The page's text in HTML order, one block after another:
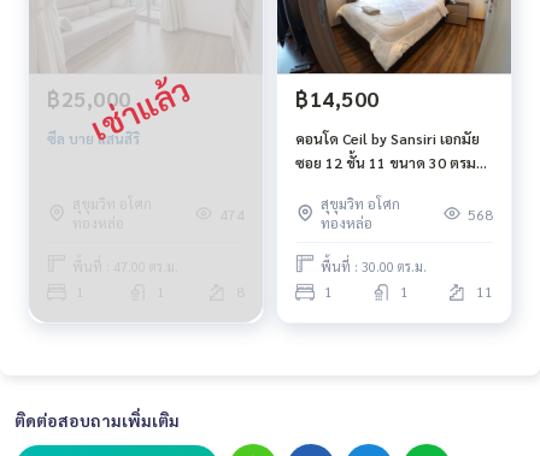
฿25,000
ซีล บาย แสนสิริ
สุขุมวิท อโศก
ทองหล่อ
474
พื้นที่ : 47.00 ตร.ม.
8
฿14,500
คอนโด Ceil by Sansiri เอกมัย
ซอย 12 ชั้น 11 ขนาด 30 ตรม
สุขุมวิท อโศก
ทองหล่อ
568
พื้นที่ : 30.00 ตร.ม.
1 1 11
ติดต่อสอบถามเพิ่มเติม